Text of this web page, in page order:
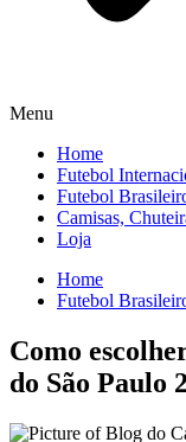
Menu
Home
Futebol
Futebol
Camisas,
Loja
Home
Futebol
Como
do São Paulo